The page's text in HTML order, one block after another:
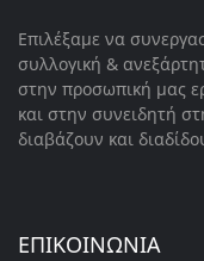
Επιλέξαμε να
συλλογική &
στην προσωπική μας
και στην συνειδητή
διαβάζουν και
ΕΠΙΚΟΙΝΩΝΙΑ